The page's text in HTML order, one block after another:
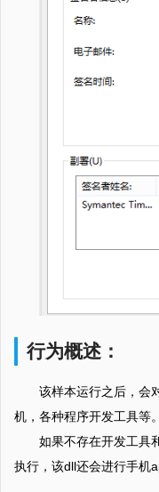
行为概述：
该样本运行之后，会
机，各种程序开发工具等。
如果不存在开发工具
执行，该dll还会进行手机